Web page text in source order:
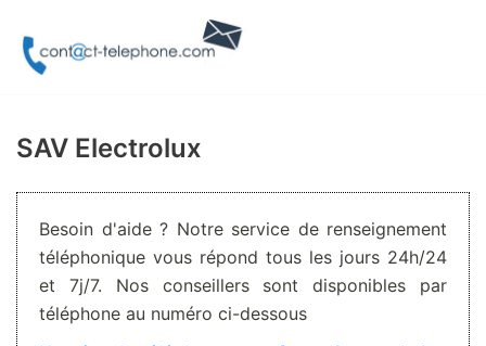
Aller
SAV Electrolux
Besoin d'aide ? Notre service de renseignement
téléphonique vous répond tous les jours 24h/24
et 7j/7. Nos conseillers sont disponibles par
téléphone au numéro ci-dessous